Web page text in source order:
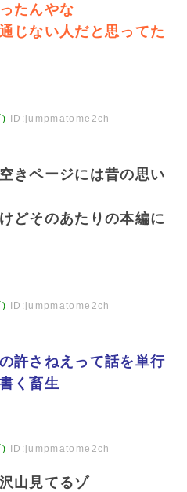
たんやな
じない人だと思ってた
ID:jumpmatome2ch
きページには昔の思い
どそのあたりの本編に
ID:jumpmatome2ch
許さねえって話を単行
く畜生
ID:jumpmatome2ch
山見てるゾ